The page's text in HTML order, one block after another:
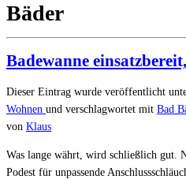
Bäder
Badewanne
Dieser Eintrag wurde veröffentlicht
Wohnen und verschlagwortet mit Bad
von Klaus
Was lange währt, wird schließlich gut.
Podest für unpassende